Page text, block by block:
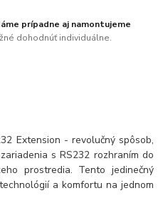
prípadne aj namontujeme
dohodnúť individuálne.
Extension - revolučný spôsob,
s RS232 rozhraním do
prostredia. Tento jedinečný
a komfortu na jednom